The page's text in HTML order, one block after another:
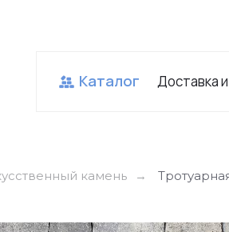
Доставка
Каталог
камень →